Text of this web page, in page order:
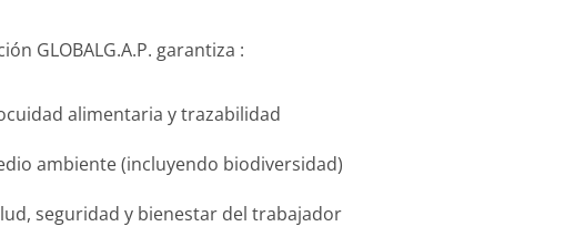
GLOBALG.A.P. garantiza :
alimentaria y trazabilidad
ambiente (incluyendo biodiversidad)
seguridad y bienestar del trabajador